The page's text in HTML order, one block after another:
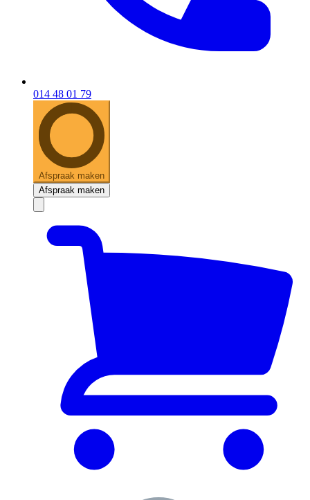
014 48 01 79
Afspraak maken
Afspraak maken